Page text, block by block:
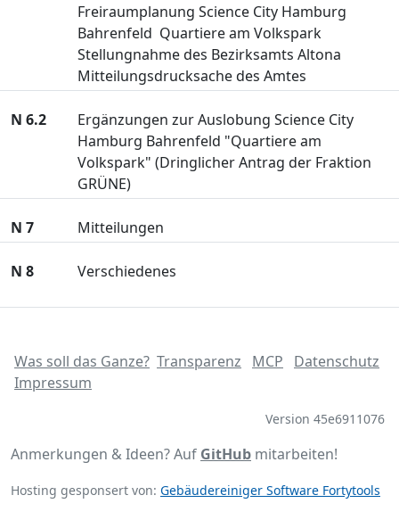
Freiraumplanung Science City Hamburg
Bahrenfeld  Quartiere am Volkspark
Stellungnahme des Bezirksamts Altona
Mitteilungsdrucksache des Amtes
N 6.2
Ergänzungen zur Auslobung Science City
Hamburg Bahrenfeld "Quartiere am
Volkspark" (Dringlicher Antrag der Fraktion
GRÜNE)
N 7 Mitteilungen
N 8 Verschiedenes
Was soll das Ganze? Transparenz MCP
Datenschutz
Impressum
Version 45e6911076
Anmerkungen & Ideen? Auf GitHub mitarbeiten!
Hosting gesponsert von: Gebäudereiniger Software Fortytools